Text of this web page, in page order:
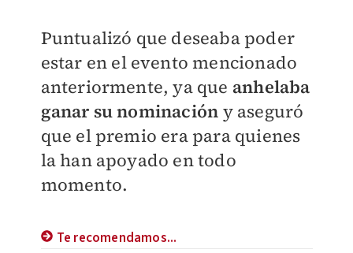
Puntualizó que deseaba poder
estar en el evento mencionado
anteriormente, ya que anhelaba
ganar su nominación y aseguró
que el premio era para quienes
la han apoyado en todo
momento.
Te recomendamos...